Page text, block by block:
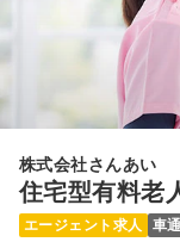
株式会社さんあい
住宅型有料老
エージェント求人 車